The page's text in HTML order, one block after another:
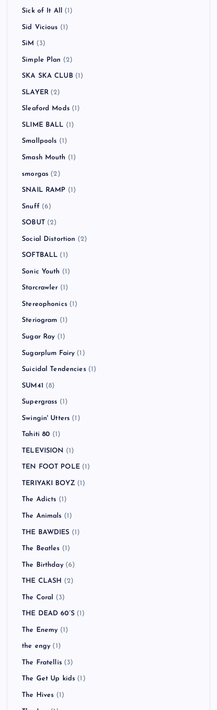
Sick of It All (1)
Sid Vicious (1)
SiM (3)
Simple Plan (2)
SKA SKA CLUB (1)
SLAYER(2)
Sleaford Mods(1)
SLIME BALL (1)
Smallpools (1)
Smash Mouth (1)
smorgas (2)
SNAIL RAMP (1)
Snuff (6)
SOBUT(2)
Social Distortion (2)
SOFTBALL (1)
Sonic Youth (1)
Starcrawler (1)
Stereophonics(1)
Steriogram (1)
Sugar Ray (1)
Sugarplum Fairy (1)
Suicidal Tendencies(1)
SUM41 (8)
Supergrass (1)
Swingin' Utters (1)
Tahiti 80 (1)
TELEVISION (1)
TEN FOOT POLE(1)
TERIYAKI BOYZ(1)
The Adicts (1)
The Animals (1)
THE BAWDIES (1)
The Beatles (1)
The Birthday(6)
THE CLASH (2)
The Coral (3)
THE DEAD 60’S(1)
The Enemy (1)
the engy (1)
The Fratellis(3)
The Get Up kids (1)
The Hives (1)